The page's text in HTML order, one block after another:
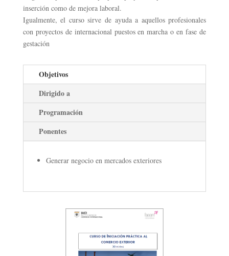
inserción como de mejora laboral.
Igualmente, el curso sirve de ayuda a aquellos profesionales
con proyectos de internacional puestos en marcha o en fase de
gestación
Objetivos
Dirigido a
Programación
Ponentes
Generar negocio en mercados exteriores